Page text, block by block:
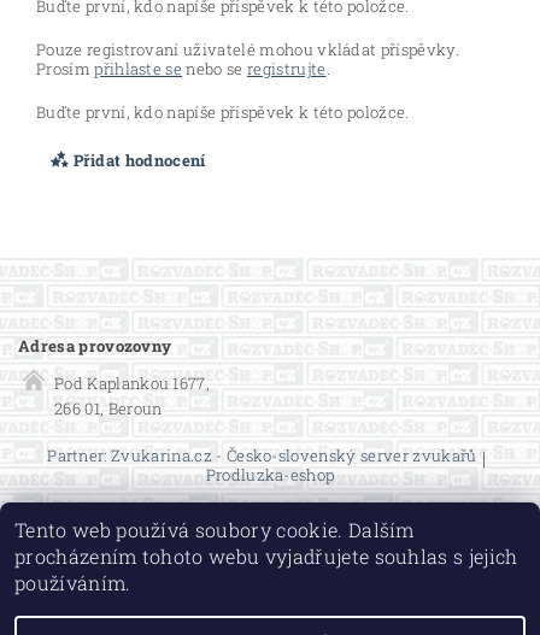
Buďte první, kdo napíše příspěvek k této položce.
Pouze registrovaní uživatelé mohou vkládat příspěvky.
Prosímpřihlaste se nebo se registrujte.
Buďte první, kdo napíše příspěvek k této položce.
Přidat hodnocení
Adresa provozovny
Pod Kaplankou 1677,
266 01, Beroun
Partner: Zvukarina.cz - Česko-slovenský server zvukařů |
Prodluzka-eshop
2026 ©Rozvaděč-shop.cz, všechna práva vyhrazena
Tento web používá soubory cookie. Dalším
procházením tohoto webu vyjadřujete souhlas s jejich
používáním.